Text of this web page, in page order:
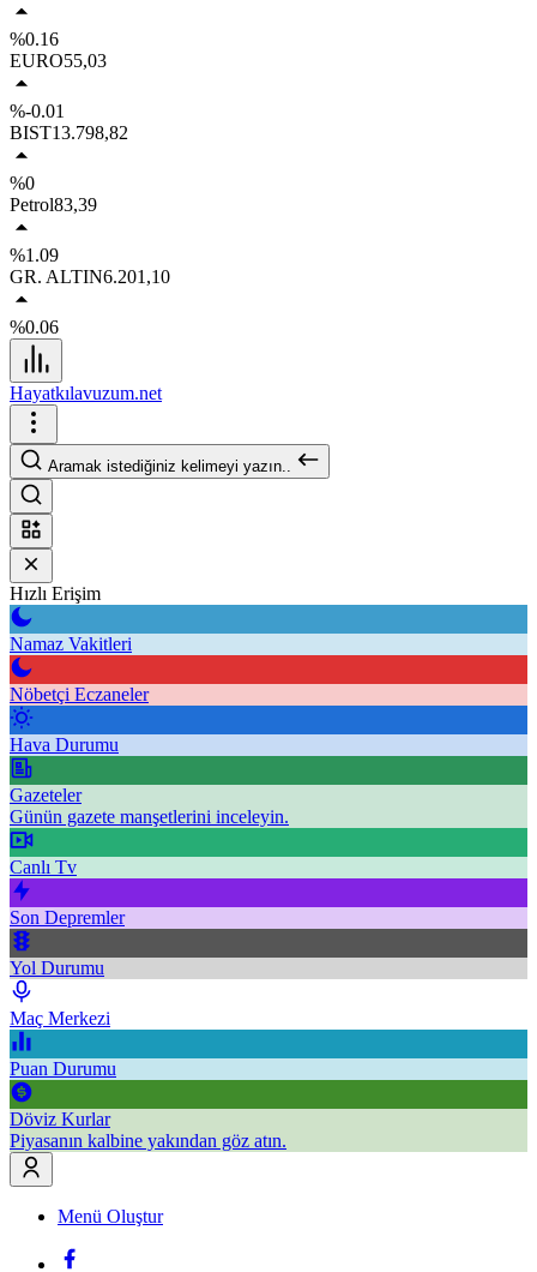
%0.16
EURO55,03
%-0.01
BIST13.798,82
%0
Petrol83,39
%1.09
GR. ALTIN6.201,10
%0.06
Hayatkılavuzum.net
Aramak istediğiniz kelimeyi yazın..
Hızlı Erişim
Namaz Vakitleri
Nöbetçi Eczaneler
Hava Durumu
Gazeteler
Günün gazete manşetlerini inceleyin.
Canlı Tv
Son Depremler
Yol Durumu
Maç Merkezi
Puan Durumu
Döviz Kurlar
Piyasanın kalbine yakından göz atın.
Menü Oluştur